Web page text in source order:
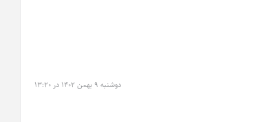
دوشنبه ۹ بهمن ۱۴۰۲ در ۱۳:۲۰